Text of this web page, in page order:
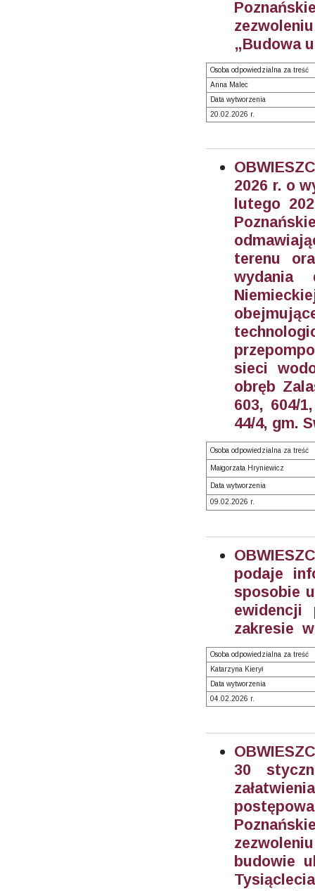
„Budowa
Osoba odpowiedzialna za treść
Anna Malec
Data wytworzenia
20.02.2026 r.
2026 r. o
lutego
terenu
sieci
obręb
603, 604/
44/4, gm.
Osoba odpowiedzialna za treść
Małgorzata Hryniewicz
Data wytworzenia
09.02.2026 r.
podaje
sposobie
ewidencji
zakresie w
Osoba odpowiedzialna za treść
Katarzyna Kierył
Data wytworzenia
04.02.2026 r.
30
budowie